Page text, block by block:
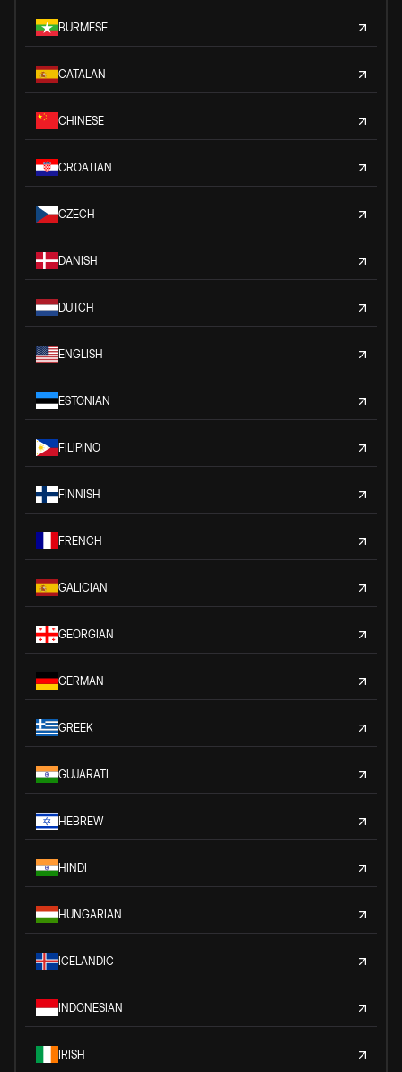
BURMESE
CATALAN
CHINESE
CROATIAN
CZECH
DANISH
DUTCH
ENGLISH
ESTONIAN
FILIPINO
FINNISH
FRENCH
GALICIAN
GEORGIAN
GERMAN
GREEK
GUJARATI
HEBREW
HINDI
HUNGARIAN
ICELANDIC
INDONESIAN
IRISH